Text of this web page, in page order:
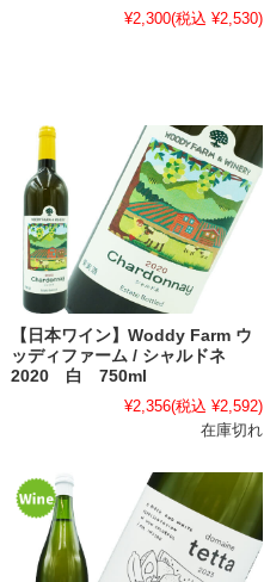
¥2,300(税込 ¥2,530)
【日本ワイン】Woddy Farm ウ
ッディファーム / シャルドネ
2020 白 750ml
¥2,356(税込 ¥2,592)
在庫切れ